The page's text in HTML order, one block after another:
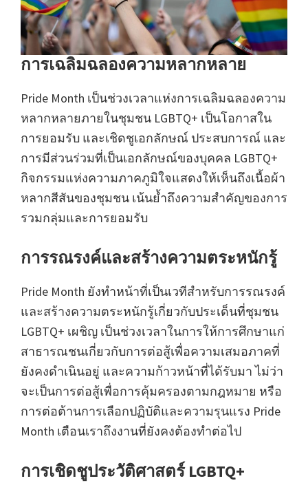
การเฉลิมฉลองความหลากหลาย
Pride Month เป็นช่วงเวลาแห่งการเฉลิมฉลองความ
หลากหลายภายในชุมชน LGBTQ+ เป็นโอกาสใน
การยอมรับ และเชิดชูเอกลักษณ์ ประสบการณ์ และ
การมีส่วนร่วมที่เป็นเอกลักษณ์ของบุคคล LGBTQ+
กิจกรรมแห่งความภาคภูมิใจแสดงให้เห็นถึงเนื้อผ้า
หลากสีสันของชุมชน เน้นย้ำถึงความสำคัญของการ
รวมกลุ่มและการยอมรับ
การรณรงค์และสร้างความตระหนักรู้
Pride Month ยังทำหน้าที่เป็นเวทีสำหรับการรณรงค์
และสร้างความตระหนักรู้เกี่ยวกับประเด็นที่ชุมชน
LGBTQ+ เผชิญ เป็นช่วงเวลาในการให้การศึกษาแก่
สาธารณชนเกี่ยวกับการต่อสู้เพื่อความเสมอภาคที่
ยังคงดำเนินอยู่ และความก้าวหน้าที่ได้รับมา ไม่ว่า
จะเป็นการต่อสู้เพื่อการคุ้มครองตามกฎหมาย หรือ
การต่อต้านการเลือกปฏิบัติและความรุนแรง Pride
Month เตือนเราถึงงานที่ยังคงต้องทำต่อไป
การเชิดชูประวัติศาสตร์ LGBTQ+